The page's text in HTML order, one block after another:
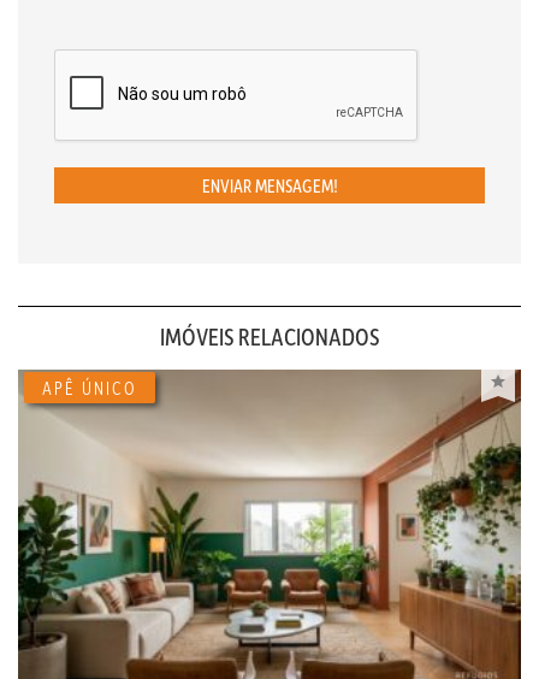
ENVIAR MENSAGEM!
IMÓVEIS RELACIONADOS